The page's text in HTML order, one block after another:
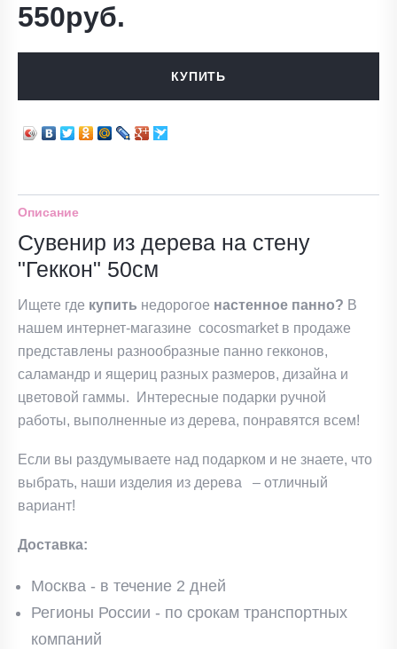
550руб.
КУПИТЬ
Описание
Сувенир из дерева на стену
"Геккон" 50см
Ищете где купить недорогое настенное панно? В
нашем интернет-магазине cocosmarket в продаже
представлены разнообразные панно гекконов,
саламандр и ящериц разных размеров, дизайна и
цветовой гаммы. Интересные подарки ручной
работы, выполненные из дерева, понравятся всем!
Если вы раздумываете над подарком и не знаете, что
выбрать, наши изделия из дерева – отличный
вариант!
Доставка:
Москва - в течение 2 дней
Регионы России - по срокам транспортных
компаний